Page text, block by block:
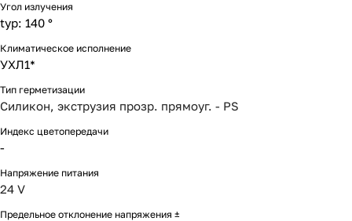
Угол излучения
typ: 140 °
Климатическое исполнение
УХЛ1*
Тип герметизации
Силикон, экструзия прозр. прямоуг. - PS
Индекс цветопередачи
-
Напряжение питания
24 V
Предельное отклонение напряжения ±